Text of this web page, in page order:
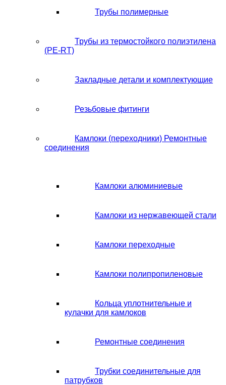
Трубы полимерные
Трубы из термостойкого полиэтилена
(PE-RT)
Закладные детали и комплектующие
Резьбовые фитинги
Камлоки (переходники) Ремонтные
соединения
Камлоки алюминиевые
Камлоки из нержавеющей стали
Камлоки переходные
Камлоки полипропиленовые
Кольца уплотнительные и
кулачки для камлоков
Ремонтные соединения
Трубки соединительные для
патрубков